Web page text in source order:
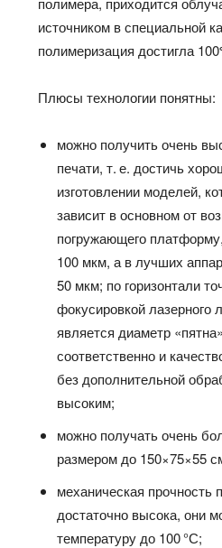
источником в специальной
полимеризация достигла
Плюсы технологии понятны:
можно получить очень
печати, т. е. достичь
изготовлении моделей,
зависит в основном от
погружающего
100 мкм, а в лучших
50 мкм; по горизонтали
фокусировкой
является диаметр
соответственно и
без дополнительной
высоким;
можно получать очень
размером до 150×75×55
механическая
достаточно высока, они
температуру до 100 °С;